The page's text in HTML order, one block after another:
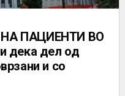
ПАЦИЕНТИ ВО
дека дел од
и со